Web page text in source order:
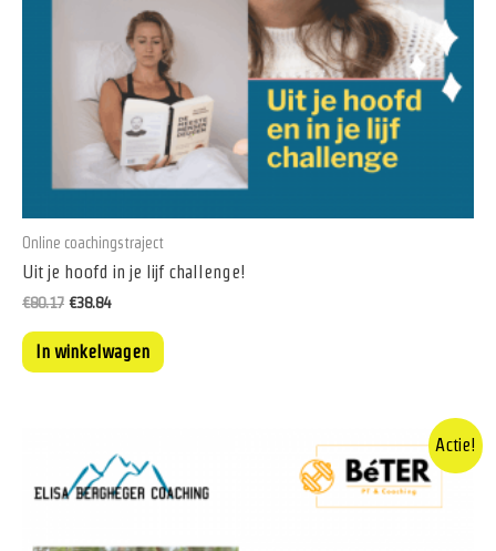
Online coachingstraject
Uit je hoofd in je lijf challenge!
€80.17 Oorspronkelijke
was:
€38.84Huidige
is:
€38.84.
In winkelwagen
Actie!